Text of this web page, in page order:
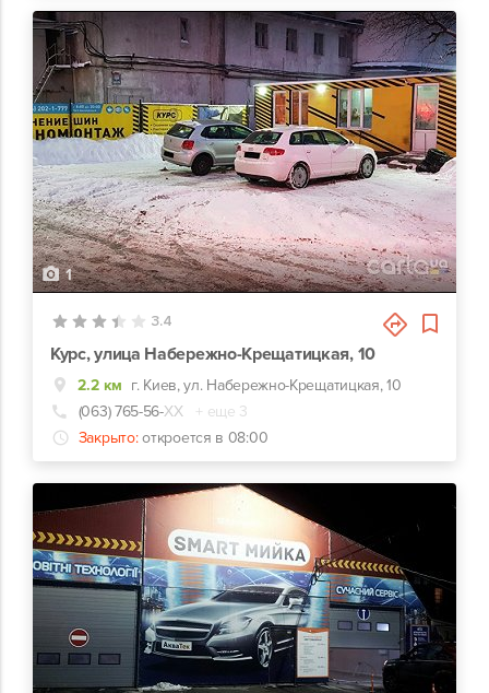
1
3.4
Курс, улица Набережно-Крещатицкая, 10
2.2 км г. Киев, ул. Набережно-Крещатицкая, 10
(063) 765-56-ХХ
+ еще 3
Закрыто: откроется в 08:00